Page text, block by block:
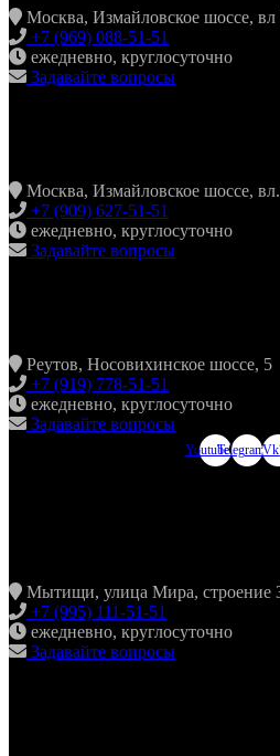
Москва, Измайловское шоссе, вл
+7 (969) 088-51-51
ежедневно, круглосуточно
Задавайте вопросы
Москва, Измайловское шоссе,
+7 (909) 627-51-51
ежедневно, круглосуточно
Задавайте вопросы
Реутов, Носовихинское шоссе, 5
+7 (919) 778-51-51
ежедневно, круглосуточно
Задавайте вопросы
YoutubeTelegramVk
Мытищи, улица Мира, строение
+7 (995) 111-51-51
ежедневно, круглосуточно
Задавайте вопросы